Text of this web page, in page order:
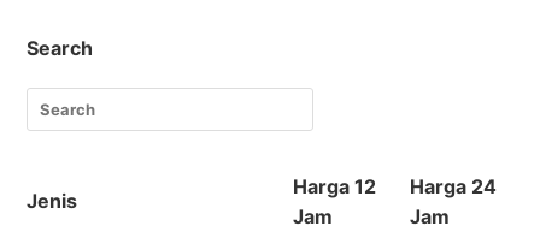
Search
Jenis
Harga 12
Jam
Harga 24
Jam